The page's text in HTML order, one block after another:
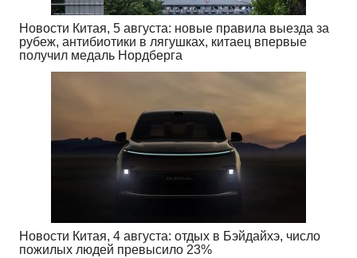
Новости Китая, 5 августа: новые правила выезда за
рубеж, антибиотики в лягушках, китаец впервые
получил медаль Нордберга
Новости Китая, 4 августа: отдых в Бэйдайхэ, число
пожилых людей превысило 23%